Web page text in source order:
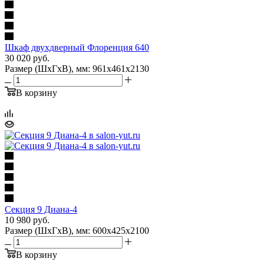
Шкаф двухдверный Флоренция 640
30 020 руб.
Размер (ШхГхВ), мм: 961х461х2130
В корзину
Секция 9 Диана-4
10 980 руб.
Размер (ШхГхВ), мм: 600х425х2100
В корзину